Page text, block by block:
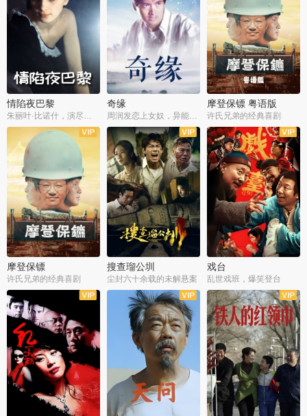
情陷夜巴黎
朱丽叶·比诺什，演尽失爱之痛
奇缘
周润发恋上女奴，异能护体战邪派
摩登保镖 粤语版
许氏兄弟的经典喜剧
摩登保镖
许氏兄弟的经典喜剧
搜查瑠公圳
尘封六十余载的未解悬案
戏台
乱世戏班，爆笑登台